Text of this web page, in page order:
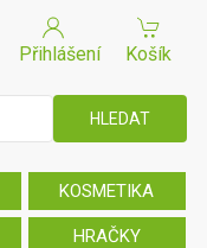
Přihlášení Košík
KOSMETIKA
HRAČKY